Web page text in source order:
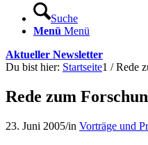
Suche
Menü Menü
Aktueller Newsletter
Du bist hier: Startseite1 / Rede
Rede zum
23. Juni 2005/in Vorträge und